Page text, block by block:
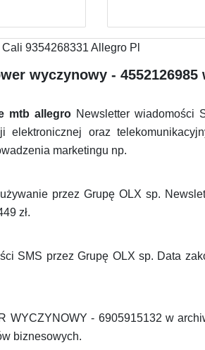
wyczynowy -
mtb allegro Newsletter wiadomości
elektronicznej oraz
marketingu np.
przez Grupę OLX sp.
zł.
SMS przez Grupę OLX sp. Data
WYCZYNOWY - 6905915132 w
biznesowych.